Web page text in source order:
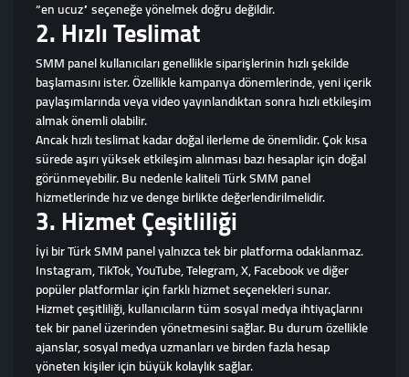
“en ucuz” seçeneğe yönelmek doğru değildir.
2. Hızlı Teslimat
SMM panel kullanıcıları genellikle siparişlerinin hızlı şekilde
başlamasını ister. Özellikle kampanya dönemlerinde, yeni içerik
paylaşımlarında veya video yayınlandıktan sonra hızlı etkileşim
almak önemli olabilir.
Ancak hızlı teslimat kadar doğal ilerleme de önemlidir. Çok kısa
sürede aşırı yüksek etkileşim alınması bazı hesaplar için doğal
görünmeyebilir. Bu nedenle kaliteli Türk SMM panel
hizmetlerinde hız ve denge birlikte değerlendirilmelidir.
3. Hizmet Çeşitliliği
İyi bir Türk SMM panel yalnızca tek bir platforma odaklanmaz.
Instagram, TikTok, YouTube, Telegram, X, Facebook ve diğer
popüler platformlar için farklı hizmet seçenekleri sunar.
Hizmet çeşitliliği, kullanıcıların tüm sosyal medya ihtiyaçlarını
tek bir panel üzerinden yönetmesini sağlar. Bu durum özellikle
ajanslar, sosyal medya uzmanları ve birden fazla hesap
yöneten kişiler için büyük kolaylık sağlar.